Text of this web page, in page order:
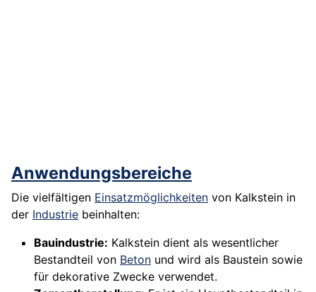
Anwendungsbereiche
Die vielfältigen Einsatzmöglichkeiten von Kalkstein in
der Industrie beinhalten:
Bauindustrie: Kalkstein dient als wesentlicher
Bestandteil von Beton und wird als Baustein sowie
für dekorative Zwecke verwendet.